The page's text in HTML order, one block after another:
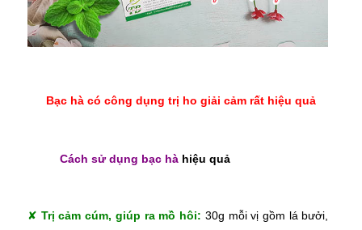
Bạc hà có công dụng trị ho giải cảm rất hiệu quả
Cách sử dụng bạc hà hiệu quả
✘ Trị cảm cúm, giúp ra mồ hôi: 30g mỗi vị gồm lá bưởi,